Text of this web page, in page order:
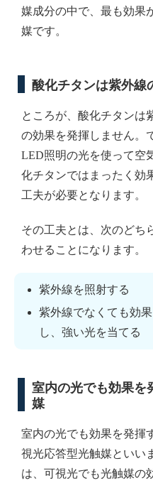
媒成分の中で、最も効果
媒です。
酸化チタンは紫外線
ところが、酸化チタンは
の効果を発揮しません。
LED照明の光を使って空
化チタンではまったく効
工夫が必要となります。
その工夫とは、次のどち
わせることになります。
紫外線を照射する
紫外線でなくても効
し、強い光を当てる
室内の光でも効果を
媒
室内の光でも効果を発揮
視光応答型光触媒といい
は、可視光でも光触媒の